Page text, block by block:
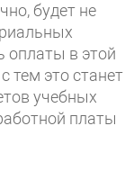
будет не
оплаты в этой
тем это станет
учебных
платы